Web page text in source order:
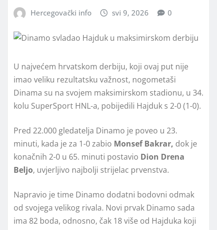
Hercegovački info svi 9, 2026 0
U najvećem hrvatskom derbiju, koji ovaj put nije
imao veliku rezultatsku važnost, nogometaši
Dinama su na svojem maksimirskom stadionu, u 34.
kolu SuperSport HNL-a, pobijedili Hajduk s 2-0 (1-0).
Pred 22.000 gledatelja Dinamo je poveo u 23.
minuti, kada je za 1-0 zabio Monsef Bakrar, dok je
konačnih 2-0 u 65. minuti postavio Dion Drena
Beljo, uvjerljivo najbolji strijelac prvenstva.
Napravio je time Dinamo dodatni bodovni odmak
od svojega velikog rivala. Novi prvak Dinamo sada
ima 82 boda, odnosno, čak 18 više od Hajduka koji